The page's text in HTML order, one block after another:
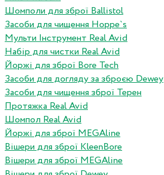
Шомполи для зброї Ballistol
Засоби для чищення Hoppe`s
Мульти Інструмент Real Avid
Набір для чистки Real Avid
Йоржі для зброї Bore Tech
Засоби для догляду за зброєю Dewey
Засоби для чищення зброї Терен
Протяжка Real Avid
Шомпол Real Avid
Йоржі для зброї MEGAline
Вішери для зброї KleenBore
Вішери для зброї MEGAline